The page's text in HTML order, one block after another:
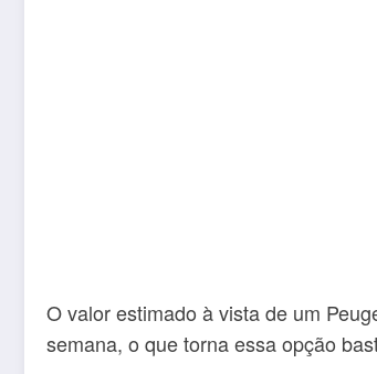
O valor estimado à vista de um
semana, o que torna essa opção